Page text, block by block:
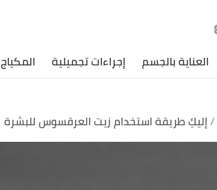
العناية بالجسم إجراءات تجميلية المكياج
إليكِ طريقة استخدام زيت العرقسوس للبشرة